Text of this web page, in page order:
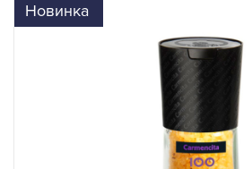
Новинка